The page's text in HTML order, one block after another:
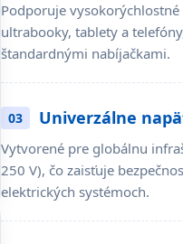
Podporuje
ultrabooky, tablety a
štandardnými nabíjačkami.
03 Univerzálne
Vytvorené pre globálnu
250 V), čo zaisťuje
elektrických systémoch.